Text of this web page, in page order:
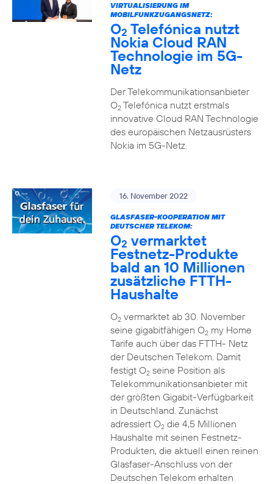
VIRTUALISIERUNG IM
MOBILFUNKZUGANGSNETZ:
O2 Telefónica nutzt
Nokia Cloud RAN
Technologie im 5G-
Netz
Der Telekommunikationsanbieter
O2Telefónica nutzt erstmals
innovative Cloud RAN Technologie
des europäischen Netzausrüsters
Nokia im 5G-Netz.
16. November 2022
GLASFASER-KOOPERATION MIT
DEUTSCHER TELEKOM:
O2 vermarktet
Festnetz-Produkte
bald an 10 Millionen
zusätzliche FTTH-
Haushalte
O2vermarktet ab 30. November
seine gigabitfähigen O2my Home
Tarife auch über das FTTH- Netz
der Deutschen Telekom. Damit
festigt O2seine Position als
Telekommunikationsanbieter mit
der größten Gigabit-Verfügbarkeit
in Deutschland. Zunächst
adressiert O2die 4,5 Millionen
Haushalte mit seinen Festnetz-
Produkten, die aktuell einen reinen
Glasfaser-Anschluss von der
Deutschen Telekom erhalten